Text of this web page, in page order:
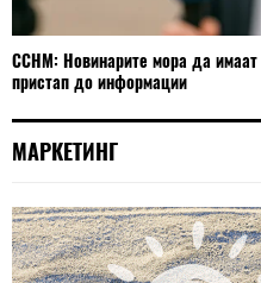
ССНМ: Новинарите мора да имаат
пристап до информации
МАРКЕТИНГ